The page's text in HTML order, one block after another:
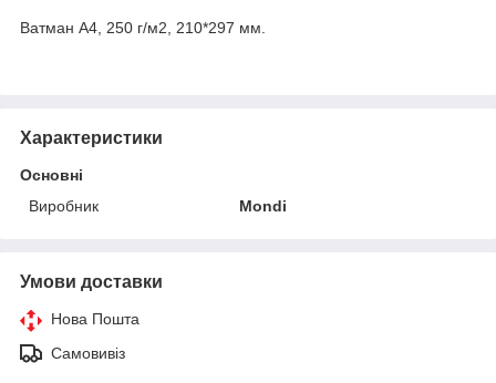
Ватман А4, 250 г/м2, 210*297 мм.
Характеристики
Основні
Виробник
Mondi
Умови доставки
Нова Пошта
Самовивіз